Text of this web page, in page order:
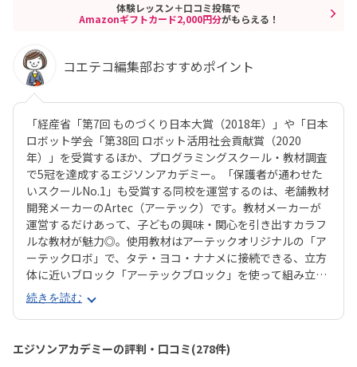
体験レッスン＋口コミ投稿で
Amazonギフトカード2,000円分がもらえる！
コエテコ編集部おすすめポイント
「経産省「第7回 ものづくり日本大賞（2018年）」や「日本
ロボット学会「第38回 ロボット活用社会貢献賞（2020
年）」を受賞するほか、プログラミングスクール・教材調査
で5冠を達成するエジソンアカデミー。「保護者が通わせた
いスクールNo.1」も受賞する同校を運営するのは、老舗教材
開発メーカーのArtec（アーテック）です。教材メーカーが
運営するだけあって、子どもの興味・関心を引き出すカラフ
ルな教材が魅力◎。使用教材はアーテックオリジナルの「ア
ーテックロボ」で、タテ・ヨコ・ナナメに接続できる、立方
体に近いブロック「アーテックブロック」を使って組み立て
ます。一般的なブロック教材に比べて自由度が高いので、立
体が苦手なお子さんでも思うとおりのロボットが組み立てら
れるでしょう。レゴ®︎ブロックよりも色合いがやさしめなの
で、女の子もとっつきやすいはずです。エジソンアカデミー
のカリキュラムの目玉は、毎月新しいロボットが作れるこ
続きを読む
エジソンアカデミーの評判・口コミ(278件)